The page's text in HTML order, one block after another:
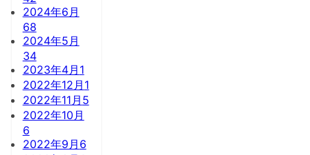
2024年6月
68
2024年5月
34
2023年4月 1
2022年12月 1
2022年11月 5
2022年10月
6
2022年9月 6